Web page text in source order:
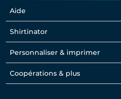
Aide
Shirtinator
Personnaliser & imprimer
Coopérations & plus